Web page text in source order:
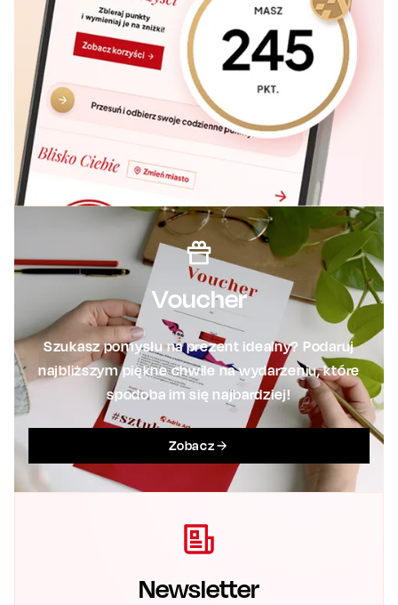
Voucher
Szukasz pomysłu na prezent idealny? Podaruj
najbliższym piękne chwile na wydarzeniu, które
spodoba im się najbardziej!
Zobacz
Newsletter